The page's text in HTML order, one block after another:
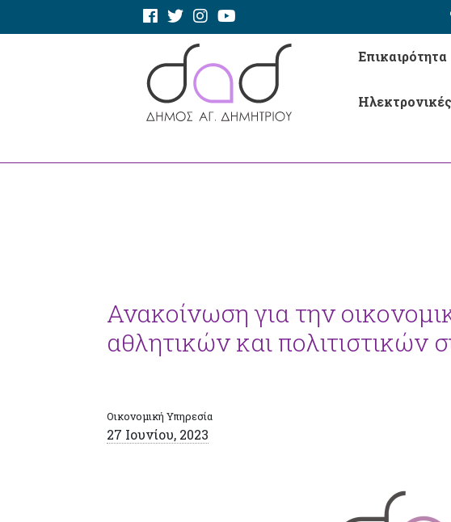
Επικαιρότητα
Ανακοίνωση για την
αθλητικών και πολιτιστικών
Οικονομική Υπηρεσία
27 Ιουνίου, 2023